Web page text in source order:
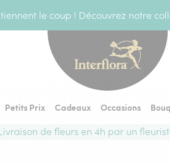
le coup ! Découvrez notre
Petits Prix Cadeaux Occasions
de fleurs en 4h par un